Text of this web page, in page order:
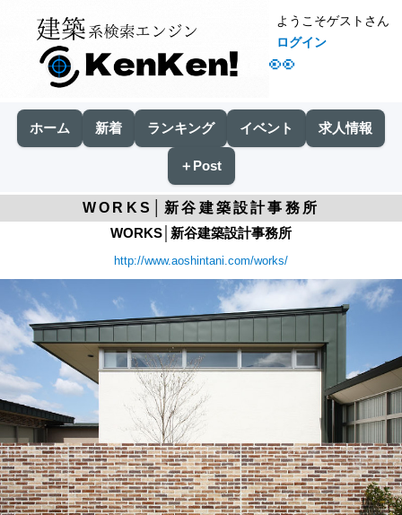
👀
ようこそゲストさん
ログイン
ホーム 新着 ランキング イベント 求人情報
＋Post
WORKS│新谷建築設計事務所
WORKS│新谷建築設計事務所
http://www.aoshintani.com/works/